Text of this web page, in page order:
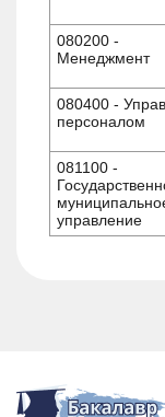
080200 -
Менеджмент
080400 -
персоналом
081100 -
управление